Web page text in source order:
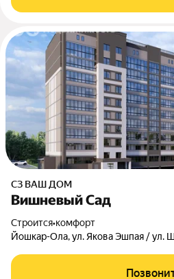
СЗ ВАШ ДОМ
Вишневый Сад
Строится•комфорт
Йошкар-Ола, ул. Якова Эшпая / ул.